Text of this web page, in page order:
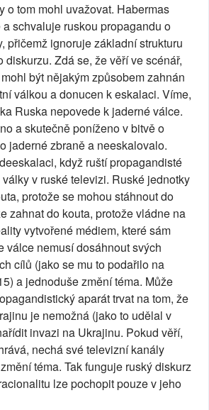
o tom mohl uvažovat. Habermas
schvaluje ruskou propagandu o
přičemž ignoruje základní strukturu
diskurzu. Zdá se, že věří ve scénář,
být nějakým způsobem zahnán
válkou a donucen k eskalaci. Víme,
Ruska nepovede k jaderné válce.
a skutečně poníženo v bitvě o
jaderné zbraně a neeskalovalo.
když ruští propagandisté
v ruské televizi. Ruské jednotky
protože se mohou stáhnout do
zahnat do kouta, protože vládne na
vytvořené médiem, které sám
válce nemusí dosáhnout svých
cílů (jako se mu to podařilo na
a jednoduše změní téma. Může
aparát trvat na tom, že
je nemožná (jako to udělal v
invazi na Ukrajinu. Pokud věří,
nechá své televizní kanály
téma. Tak funguje ruský diskurz
lze pochopit pouze v jeho